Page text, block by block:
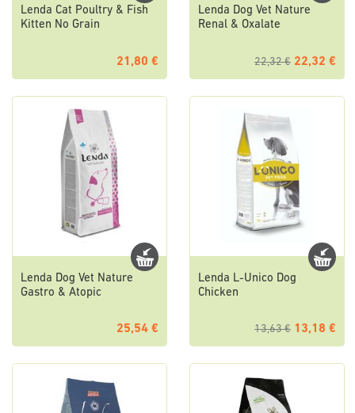
Lenda Cat Poultry & Fish
Kitten No Grain
21,80 €
Lenda Dog Vet Nature
Renal & Oxalate
22,32 € 22,32 €
Lenda Dog Vet Nature
Gastro & Atopic
25,54 €
Lenda L-Unico Dog
Chicken
13,63 € 13,18 €